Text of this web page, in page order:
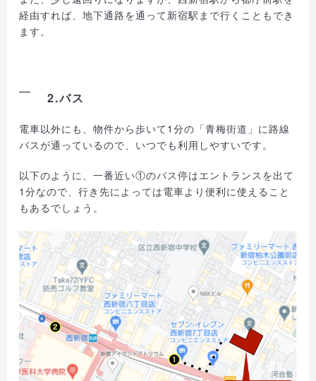
経由すれば、地下通路を通って新宿駅まで行くこともでき
ます。
2.バス
電車以外にも、物件から歩いて1分の「青梅街道」に路線
バスが通っているので、いつでも利用しやすいです。
以下のように、一番近い①のバス停はエントランスを出て
1分なので、行き先によっては電車より便利に使えること
もあるでしょう。